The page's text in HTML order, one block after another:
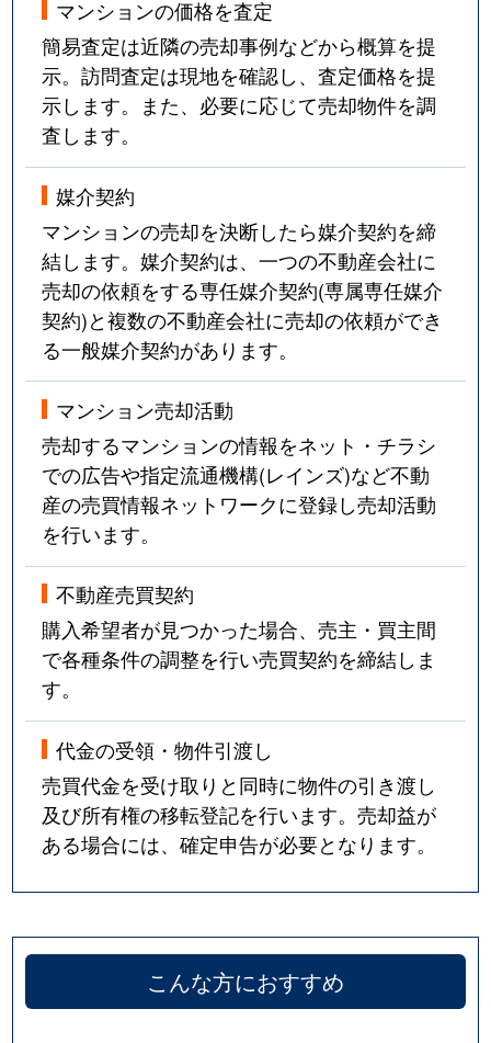
マンションの価格を査定
簡易査定は近隣の売却事例などから概算を提
示。訪問査定は現地を確認し、査定価格を提
示します。また、必要に応じて売却物件を調
査します。
媒介契約
マンションの売却を決断したら媒介契約を締
結します。媒介契約は、一つの不動産会社に
売却の依頼をする専任媒介契約(専属専任媒介
契約)と複数の不動産会社に売却の依頼ができ
る一般媒介契約があります。
マンション売却活動
売却するマンションの情報をネット・チラシ
での広告や指定流通機構(レインズ)など不動
産の売買情報ネットワークに登録し売却活動
を行います。
不動産売買契約
購入希望者が見つかった場合、売主・買主間
で各種条件の調整を行い売買契約を締結しま
す。
代金の受領・物件引渡し
売買代金を受け取りと同時に物件の引き渡し
及び所有権の移転登記を行います。売却益が
ある場合には、確定申告が必要となります。
こんな方におすすめ